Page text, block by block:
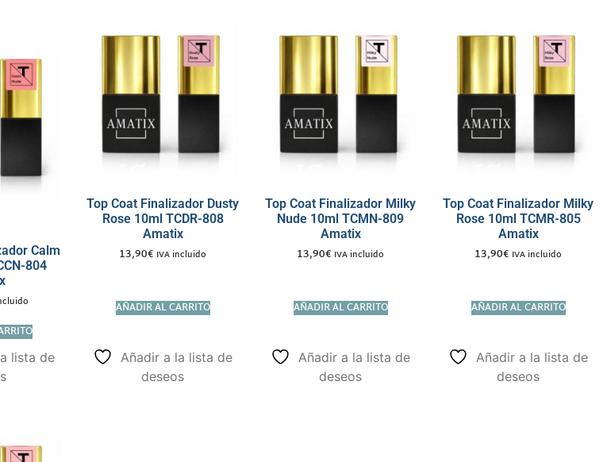
Calm
804
lista de
Top Coat Finalizador Dusty
Rose 10ml TCDR-808
Amatix
13,90€ IVA incluido
AÑADIR AL CARRITO
Añadir a la lista de
deseos
Top Coat Finalizador Milky
Nude 10ml TCMN-809
Amatix
13,90€ IVA incluido
AÑADIR AL CARRITO
Añadir a la lista de
deseos
Top Coat Finalizador Milky
Rose 10ml TCMR-805
Amatix
13,90€ IVA incluido
AÑADIR AL CARRITO
Añadir a la lista de
deseos